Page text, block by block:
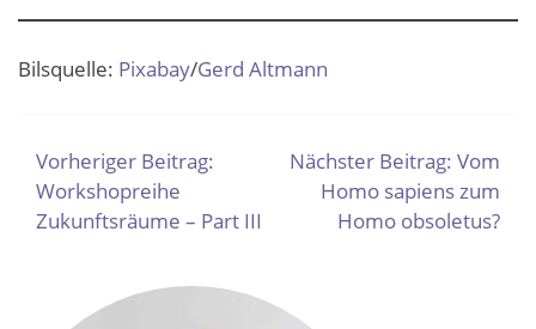
Bilsquelle: Pixabay/Gerd Altmann
BEITRAGSNAVIGATION
Vorheriger Beitrag:
Workshopreihe
Zukunftsräume – Part III
Nächster Beitrag: Vom
Homo sapiens zum
Homo obsoletus?